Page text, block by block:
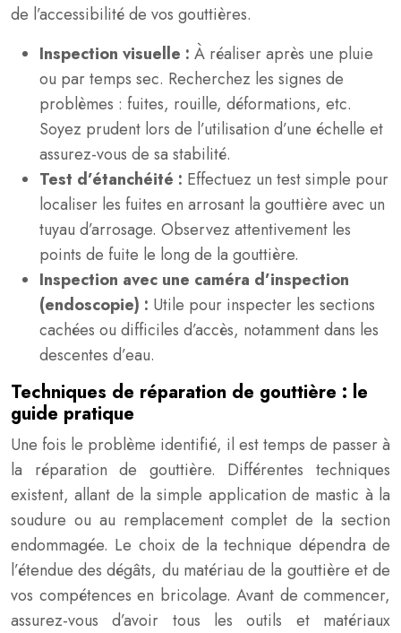
de l’accessibilité de vos gouttières.
Inspection visuelle : À réaliser après une pluie
ou par temps sec. Recherchez les signes de
problèmes : fuites, rouille, déformations, etc.
Soyez prudent lors de l’utilisation d’une échelle et
assurez-vous de sa stabilité.
Test d’étanchéité : Effectuez un test simple pour
localiser les fuites en arrosant la gouttière avec un
tuyau d’arrosage. Observez attentivement les
points de fuite le long de la gouttière.
Inspection avec une caméra d’inspection
(endoscopie) : Utile pour inspecter les sections
cachées ou difficiles d’accès, notamment dans les
descentes d’eau.
Techniques de réparation de gouttière : le
guide pratique
Une fois le problème identifié, il est temps de passer à
la réparation de gouttière. Différentes techniques
existent, allant de la simple application de mastic à la
soudure ou au remplacement complet de la section
endommagée. Le choix de la technique dépendra de
l’étendue des dégâts, du matériau de la gouttière et de
vos compétences en bricolage. Avant de commencer,
assurez-vous d’avoir tous les outils et matériaux